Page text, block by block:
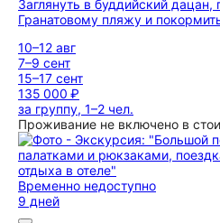
Заглянуть в буддийский дацан,
Гранатовому пляжу и
10–12 авг
7–9 сент
15–17 сент
135 000 ₽
за группу, 1–2 чел.
Проживание не включено в
Временно недоступно
9 дней